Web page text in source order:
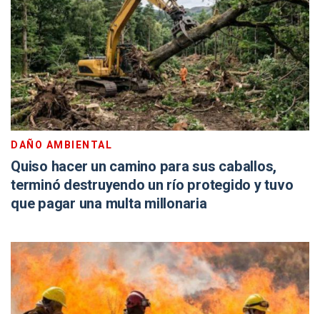
DAÑO AMBIENTAL
Quiso hacer un camino para sus caballos,
terminó destruyendo un río protegido y tuvo
que pagar una multa millonaria